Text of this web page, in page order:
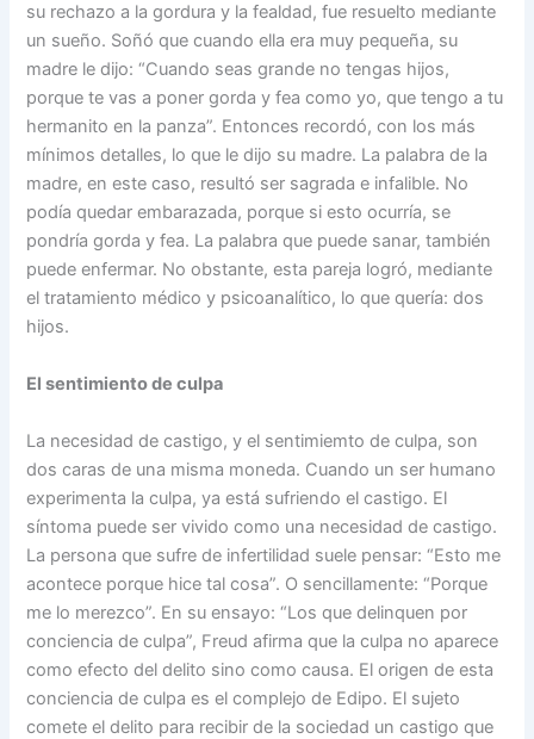
su rechazo a la gordura y la fealdad, fue resuelto mediante
un sueño. Soñó que cuando ella era muy pequeña, su
madre le dijo: “Cuando seas grande no tengas hijos,
porque te vas a poner gorda y fea como yo, que tengo a tu
hermanito en la panza”. Entonces recordó, con los más
mínimos detalles, lo que le dijo su madre. La palabra de la
madre, en este caso, resultó ser sagrada e infalible. No
podía quedar embarazada, porque si esto ocurría, se
pondría gorda y fea. La palabra que puede sanar, también
puede enfermar. No obstante, esta pareja logró, mediante
el tratamiento médico y psicoanalítico, lo que quería: dos
hijos.
El sentimiento de culpa
La necesidad de castigo, y el sentimiemto de culpa, son
dos caras de una misma moneda. Cuando un ser humano
experimenta la culpa, ya está sufriendo el castigo. El
síntoma puede ser vivido como una necesidad de castigo.
La persona que sufre de infertilidad suele pensar: “Esto me
acontece porque hice tal cosa”. O sencillamente: “Porque
me lo merezco”. En su ensayo: “Los que delinquen por
conciencia de culpa”, Freud afirma que la culpa no aparece
como efecto del delito sino como causa. El origen de esta
conciencia de culpa es el complejo de Edipo. El sujeto
comete el delito para recibir de la sociedad un castigo que